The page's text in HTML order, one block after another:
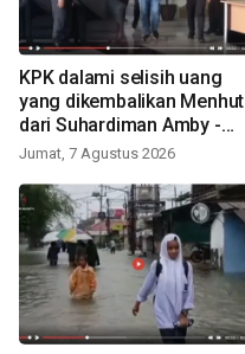
KPK dalami selisih uang
yang dikembalikan Menhut
dari Suhardiman Amby -
VIDEO
Jumat, 7 Agustus 2026